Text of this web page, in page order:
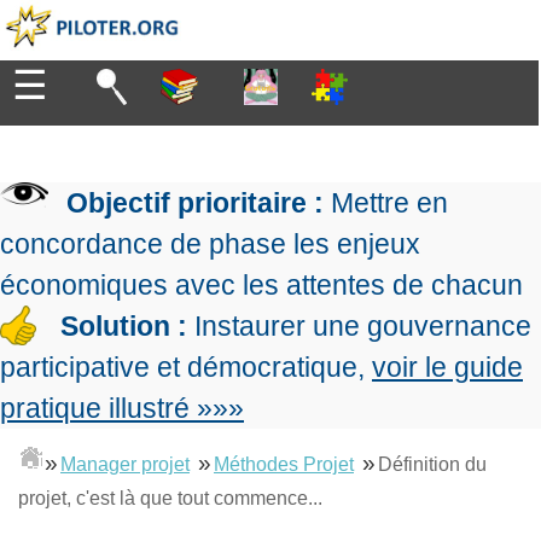
Diriger
de
l'entreprise
Démocratique
Conception
la
stratégie
Principes
de
Organiser
la
production
L'Excellence
Opérationnelle
Lean
expliqué
La
Manager
Manager
projets
Les
du
chef
Progresser
▶
Mesurer
la
performance
Tableau
Entreprendre
▶
De
Salarié→Entrepreneur
Se
former
☰
Objectif prioritaire : Mettre en
concordance de phase les enjeux
économiques avec les attentes de chacun
Solution : Instaurer une gouvernance
participative et démocratique, voir le guide
pratique illustré »»»
» Manager projet » Méthodes Projet » Définition du
projet, c'est là que tout commence...